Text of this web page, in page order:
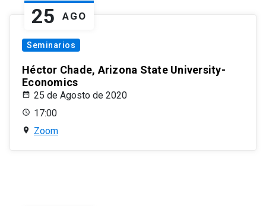
25 AGO
Seminarios
Héctor Chade, Arizona State University-
Economics
25 de Agosto de 2020
17:00
Zoom